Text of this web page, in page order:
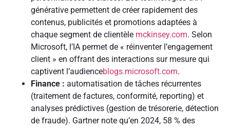
générative permettent de créer rapidement des
contenus, publicités et promotions adaptées à
chaque segment de clientèle mckinsey.com. Selon
Microsoft, l’IA permet de « réinventer l’engagement
client » en offrant des interactions sur mesure qui
captivent l’audienceblogs.microsoft.com.
Finance : automatisation de tâches récurrentes
(traitement de factures, conformité, reporting) et
analyses prédictives (gestion de trésorerie, détection
de fraude). Gartner note qu’en 2024, 58 % des